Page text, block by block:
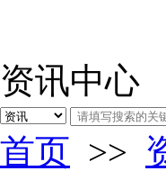
资讯中心
首页 >>